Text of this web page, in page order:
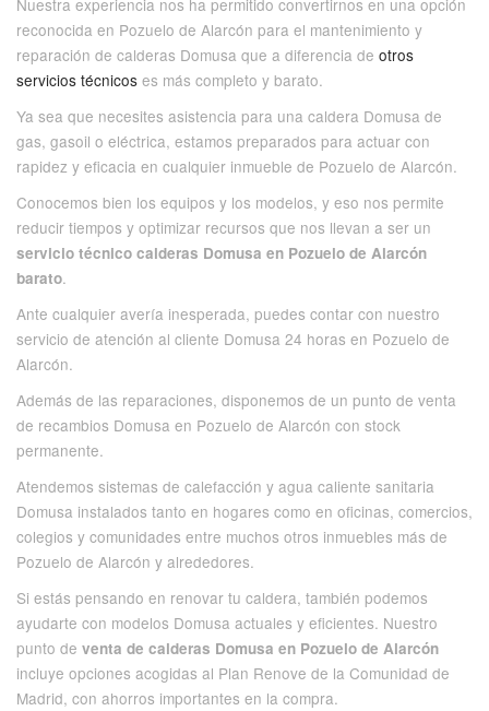
Nuestra experiencia nos ha permitido convertirnos en una opción
reconocida en Pozuelo de Alarcón para el mantenimiento y
reparación de calderas Domusa que a diferencia de otros
servicios técnicos es más completo y barato.
Ya sea que necesites asistencia para una caldera Domusa de
gas, gasoil o eléctrica, estamos preparados para actuar con
rapidez y eficacia en cualquier inmueble de Pozuelo de Alarcón.
Conocemos bien los equipos y los modelos, y eso nos permite
reducir tiempos y optimizar recursos que nos llevan a ser un
servicio técnico calderas Domusa en Pozuelo de Alarcón
barato.
Ante cualquier avería inesperada, puedes contar con nuestro
servicio de atención al cliente Domusa 24 horas en Pozuelo de
Alarcón.
Además de las reparaciones, disponemos de un punto de venta
de recambios Domusa en Pozuelo de Alarcón con stock
permanente.
Atendemos sistemas de calefacción y agua caliente sanitaria
Domusa instalados tanto en hogares como en oficinas, comercios,
colegios y comunidades entre muchos otros inmuebles más de
Pozuelo de Alarcón y alrededores.
Si estás pensando en renovar tu caldera, también podemos
ayudarte con modelos Domusa actuales y eficientes. Nuestro
punto de venta de calderas Domusa en Pozuelo de Alarcón
incluye opciones acogidas al Plan Renove de la Comunidad de
Madrid, con ahorros importantes en la compra.